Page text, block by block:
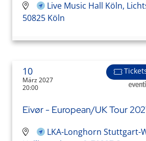
Live Music Hall Köln,
50825 Köln
10
März 2027
20:00
Eivør - European/UK Tour
LKA-Longhorn Stuttgart-